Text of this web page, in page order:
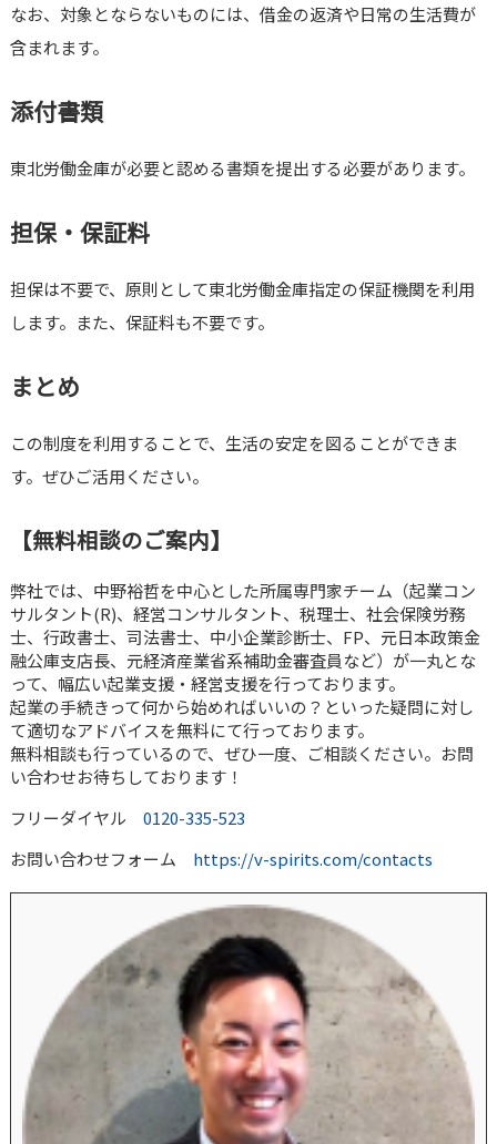
なお、対象とならないものには、借金の返済や日常の生活費が
含まれます。
添付書類
東北労働金庫が必要と認める書類を提出する必要があります。
担保・保証料
担保は不要で、原則として東北労働金庫指定の保証機関を利用
します。また、保証料も不要です。
まとめ
この制度を利用することで、生活の安定を図ることができま
す。ぜひご活用ください。
【無料相談のご案内】
弊社では、中野裕哲を中心とした所属専門家チーム（起業コン
サルタント(R)、経営コンサルタント、税理士、社会保険労務
士、行政書士、司法書士、中小企業診断士、FP、元日本政策金
融公庫支店長、元経済産業省系補助金審査員など）が一丸とな
って、幅広い起業支援・経営支援を行っております。
起業の手続きって何から始めればいいの？といった疑問に対し
て適切なアドバイスを無料にて行っております。
無料相談も行っているので、ぜひ一度、ご相談ください。お問
い合わせお待ちしております！
フリーダイヤル 0120-335-523
お問い合わせフォーム https://v-spirits.com/contacts